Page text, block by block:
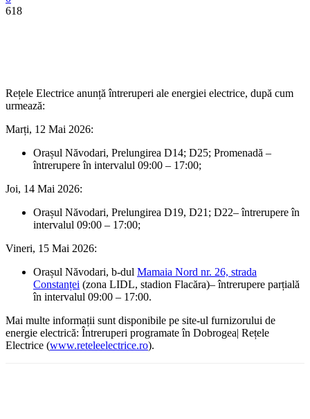
618
Rețele Electrice anunță întreruperi ale energiei electrice, după cum
urmează:
Marți, 12 Mai 2026:
Orașul Năvodari, Prelungirea D14; D25; Promenadă –
întrerupere în intervalul 09:00 – 17:00;
Joi, 14 Mai 2026:
Orașul Năvodari, Prelungirea D19, D21; D22– întrerupere în
intervalul 09:00 – 17:00;
Vineri, 15 Mai 2026:
Orașul Năvodari, b-dul Mamaia Nord nr. 26, strada
Constanței (zona LIDL, stadion Flacăra)– întrerupere parțială
în intervalul 09:00 – 17:00.
Mai multe informații sunt disponibile pe site-ul furnizorului de
energie electrică: Întreruperi programate în Dobrogea| Rețele
Electrice (www.reteleelectrice.ro).